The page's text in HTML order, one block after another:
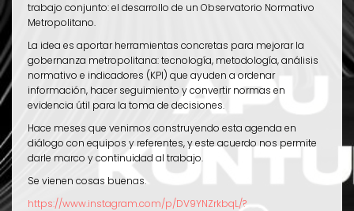
trabajo conjunto: el desarrollo de un Observatorio Normativo
Metropolitano.
La idea es aportar herramientas concretas para mejorar la
gobernanza metropolitana: tecnología, metodología, análisis
normativo e indicadores (KPI) que ayuden a ordenar
información, hacer seguimiento y convertir normas en
evidencia útil para la toma de decisiones.
Hace meses que venimos construyendo esta agenda en
diálogo con equipos y referentes, y este acuerdo nos permite
darle marco y continuidad al trabajo.
Se vienen cosas buenas.
https://www.instagram.com/p/DV9YNZrkbqL/?